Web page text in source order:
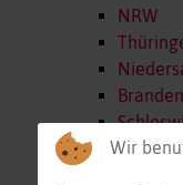
NRW
Wir